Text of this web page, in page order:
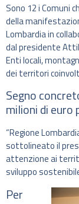
Sono 12 i Comuni
della
Lombardia in
dal presidente
Enti locali,
dei territori
Segno
milioni di euro
“Regione
sottolineato il
attenzione ai
sviluppo
Per